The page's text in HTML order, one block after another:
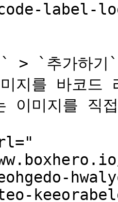
label-
` > `추가하
지를 바코드
이미지를 직